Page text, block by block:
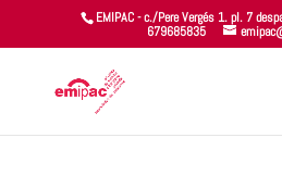
EMIPAC - c./Pere Vergés 1. pl. 7
679685835